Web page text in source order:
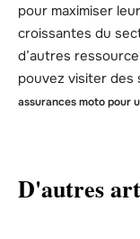
pour maximiser
croissantes du
d’autres
pouvez visiter des
assurances moto pour
D'autres